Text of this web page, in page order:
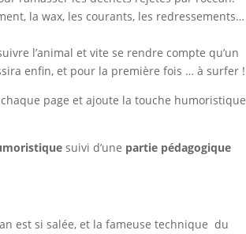
la wax, les courants, les redressements…
l’animal et vite se rendre compte qu’un
enfin, et pour la première fois … à surfer !
page et ajoute la touche humoristique
suivi d’une partie pédagogique
est si salée, et la fameuse technique du